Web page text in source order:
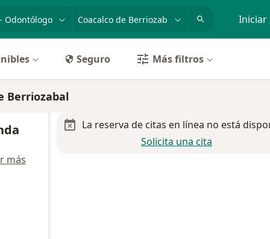
enfermedad o nombre Iniciar
Seguro Más filtros
Berriozabal
más
La reserva de citas en línea no está
Solicita una cita